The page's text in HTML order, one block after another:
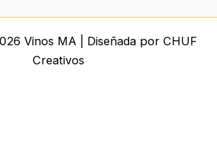
Vinos MA | Diseñada por CHUF
Creativos